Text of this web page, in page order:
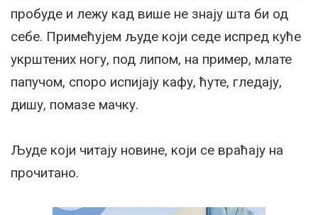
пробуде и лежу кад више не знају шта би од
себе. Примећујем људе који седе испред куће
укрштених ногу, под липом, на пример, млате
папучом, споро испијају кафу, ћуте, гледају,
дишу, помазе мачку.
Људе који читају новине, који се враћају на
прочитано.